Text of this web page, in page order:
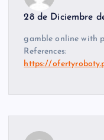
28 de Diciembre
gamble online with
References:
https://